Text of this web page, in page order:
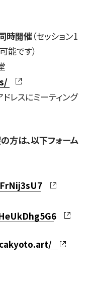
時開催（セッション1
能です）
レスにミーティング
⽅は、以下フォーム